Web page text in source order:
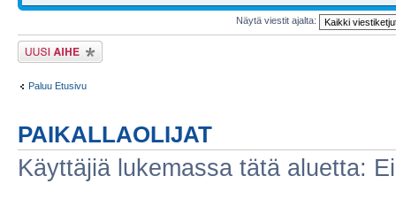
Näytä viestit ajalta:
Lähetä uusi viesti
Paluu Etusivu
PAIKALLAOLIJAT
Käyttäjiä lukemassa tätä aluetta: